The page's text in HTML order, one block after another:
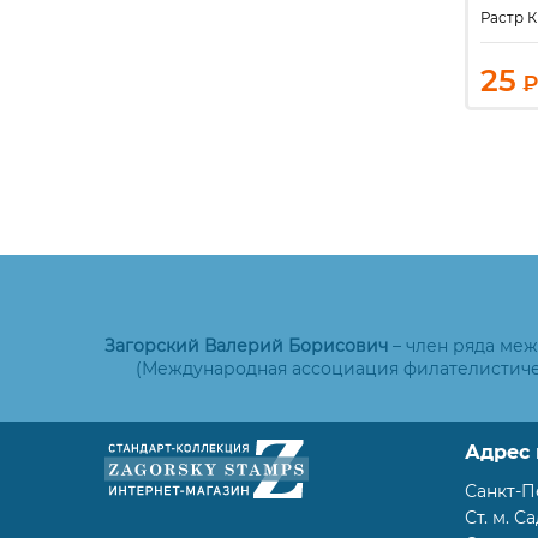
Растр
25 ₽
Загорский Валерий Борисович – член ряда
(Международная ассоциация
Адрес
Санкт-
Ст. м.